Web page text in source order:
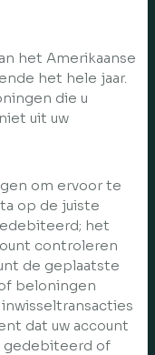
het Amerikaanse
het hele jaar.
die u
uit uw
om ervoor te
op de juiste
het
controleren
de geplaatste
beloningen
dat uw account
gedebiteerd of